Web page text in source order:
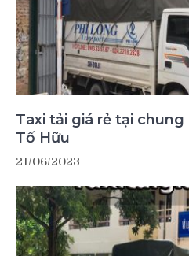
Taxi tải giá rẻ tại
Tố Hữu
21/06/2023